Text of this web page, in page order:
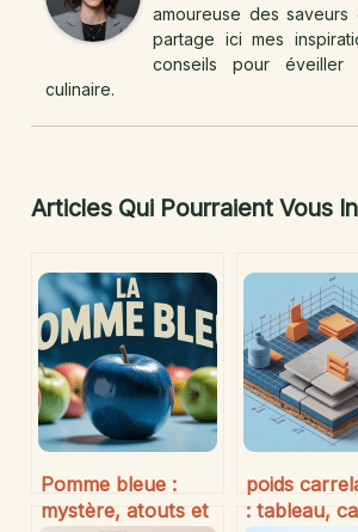
amoureuse des
partage ici mes
conseils pour éveiller
culinaire.
Articles Qui Pourraient Vous
Pomme bleue :
mystère, atouts et
poids
: tableau,